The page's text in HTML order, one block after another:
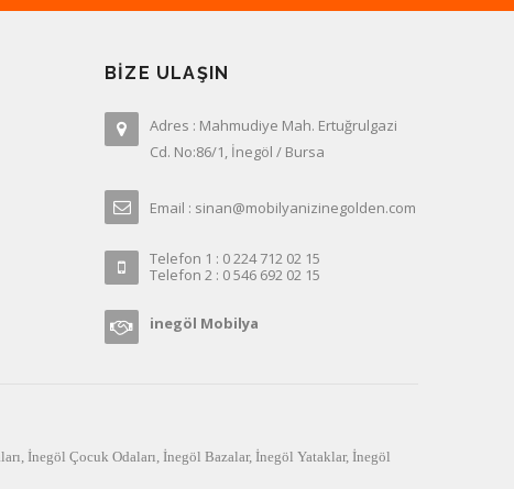
BIZE ULAŞIN
Adres : Mahmudiye Mah. Ertuğrulgazi
Cd. No:86/1, İnegöl / Bursa
Email : sinan@mobilyanizinegolden.com
Telefon 1 : 0 224 712 02 15
Telefon 2 : 0 546 692 02 15
inegöl Mobilya
İnegöl Çocuk Odaları İnegöl Bazalar, İnegöl Yataklar, İnegöl